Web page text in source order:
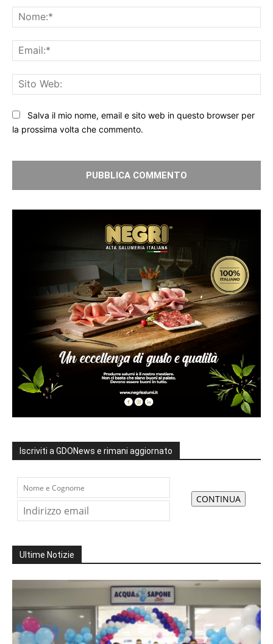
Salva il mio nome, email e sito web in questo browser per
la prossima volta che commento.
Iscriviti a GDONews e rimani aggiornato
Ultime Notizie